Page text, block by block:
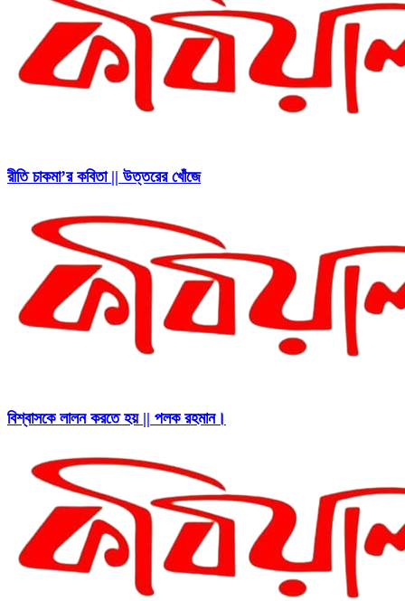
রীতি চাকমা’র কবিতা || উত্তরের খোঁজে
বিশ্বাসকে লালন করতে হয় || পলক রহমান।